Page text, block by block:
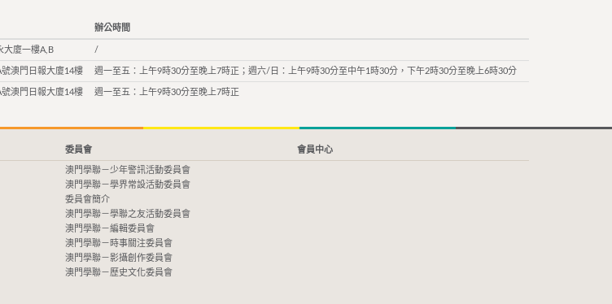
辦公時間
大廈一樓A,B /
澳門日報大廈14樓 週一至五：上午9時30分至晚上7時正；週六/日：上午9時30分至中午1時30分，下午2時30分至晚上6時30分
澳門日報大廈14樓 週一至五：上午9時30分至晚上7時正
委員會
澳門學聯－少年警訊活動委員會
澳門學聯－學界常設活動委員會
委員會簡介
澳門學聯－學聯之友活動委員會
澳門學聯－編輯委員會
澳門學聯－時事關注委員會
澳門學聯－影攝創作委員會
澳門學聯－歷史文化委員會
會員中心